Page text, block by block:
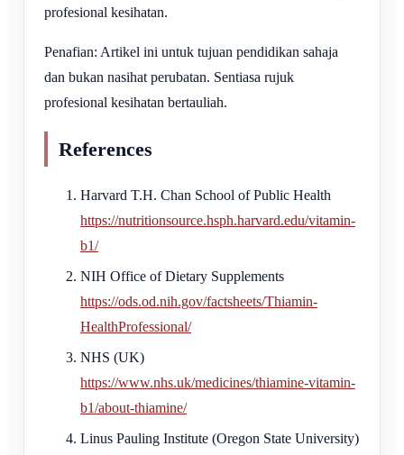
profesional kesihatan.
Penafian: Artikel ini untuk tujuan pendidikan sahaja
dan bukan nasihat perubatan. Sentiasa rujuk
profesional kesihatan bertauliah.
References
Harvard T.H. Chan School of Public Health
https://nutritionsource.hsph.harvard.edu/vitamin-
b1/
NIH Office of Dietary Supplements
https://ods.od.nih.gov/factsheets/Thiamin-
HealthProfessional/
NHS (UK)
https://www.nhs.uk/medicines/thiamine-vitamin-
b1/about-thiamine/
Linus Pauling Institute (Oregon State University)